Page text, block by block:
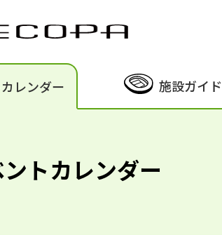
レンダー 施設ガイド
トカレンダー